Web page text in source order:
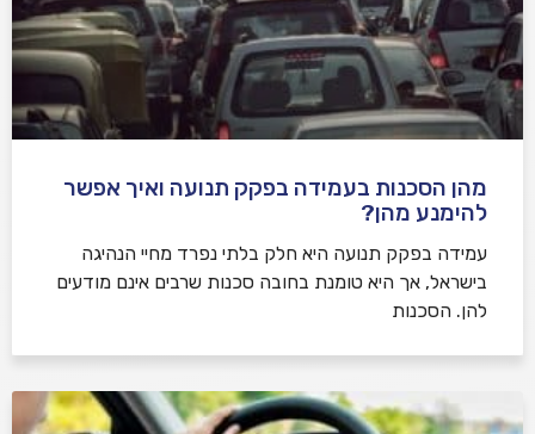
מהן הסכנות בעמידה בפקק תנועה ואיך אפשר
להימנע מהן?
עמידה בפקק תנועה היא חלק בלתי נפרד מחיי הנהיגה
בישראל, אך היא טומנת בחובה סכנות שרבים אינם מודעים
להן. הסכנות